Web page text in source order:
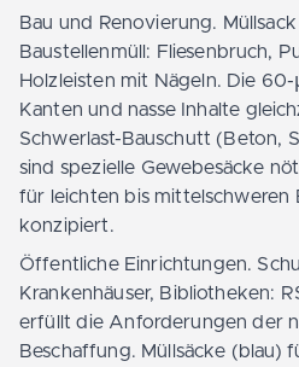
Bau und Renovierung.
Baustellenmüll: Fliesenbruch,
Holzleisten mit Nägeln. Die
Kanten und nasse Inhalte
Schwerlast-Bauschutt (Beton,
sind spezielle Gewebesäcke
für leichten bis mittelschweren
konzipiert.
Öffentliche Einrichtungen.
Krankenhäuser, Bibliotheken:
erfüllt die Anforderungen der
Beschaffung. Müllsäcke (blau)